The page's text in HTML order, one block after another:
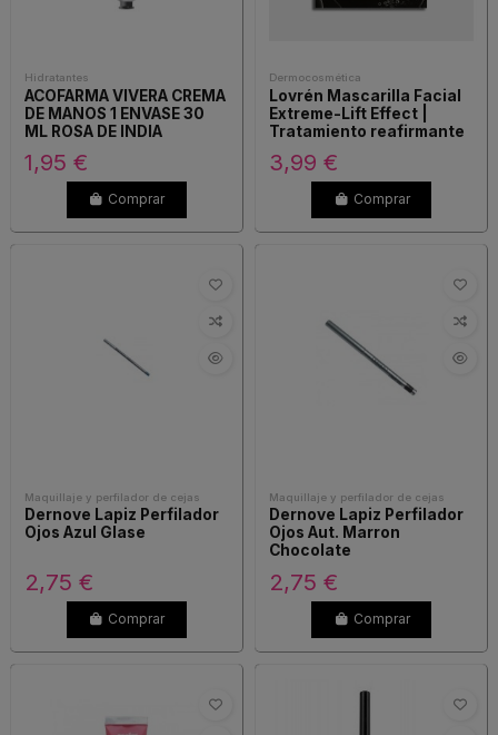
Hidratantes
ACOFARMA VIVERA CREMA
DE MANOS 1 ENVASE 30
ML ROSA DE INDIA
1,95 €
Comprar
Dermocosmética
Lovrén Mascarilla Facial
Extreme-Lift Effect |
Tratamiento reafirmante
3,99 €
Comprar
Maquillaje y perfilador de cejas
Dernove Lapiz Perfilador
Ojos Azul Glase
2,75 €
Comprar
Maquillaje y perfilador de cejas
Dernove Lapiz Perfilador
Ojos Aut. Marron
Chocolate
2,75 €
Comprar